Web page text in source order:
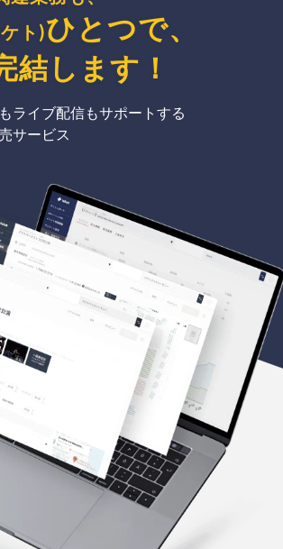
ト)ひとつで、
結 します ！
ライブ配信もサポートする
サービス